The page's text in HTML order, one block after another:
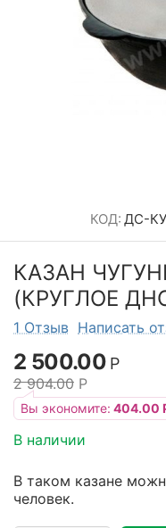
КОД: ДС-
КАЗАН
(КРУГЛОЕ
1 Отзыв Написать
2 500.00 Р
2 904.00 Р
Вы экономите: 404.00
В наличии
В таком казане
человек.